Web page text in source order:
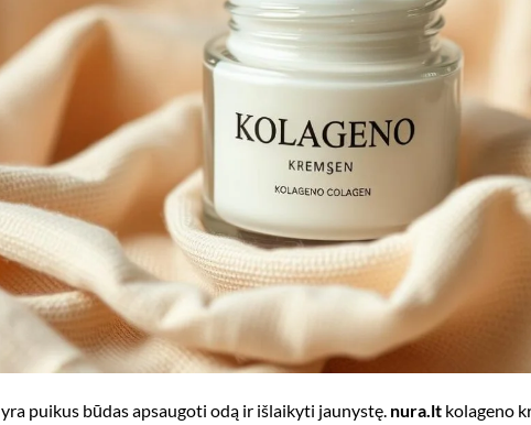
yra puikus būdas apsaugoti odą ir išlaikyti jaunystę. nura.lt kolageno